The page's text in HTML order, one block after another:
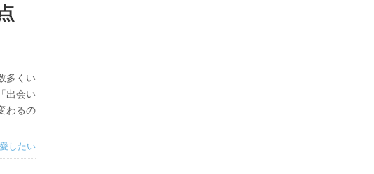
多くい
出会い
わるの
したい